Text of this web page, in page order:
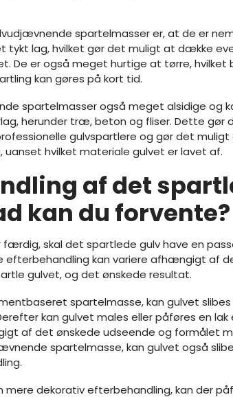
spartelmasser er, at de er
tykt lag, hvilket gør det muligt at dække
De er også meget hurtige at tørre, hvilket
kan gøres på kort tid.
spartelmasser også meget alsidige og
herunder træ, beton og fliser. Dette gør
gulvspartlere og gør det
hvilket materiale gulvet er lavet af.
af det
kan du forvente?
færdig, skal det spartlede gulv have en
efterbehandling kan variere afhængigt af
gulvet, og det ønskede resultat.
spartelmasse, kan gulvet
kan gulvet males eller påføres en lak
af det ønskede udseende og formålet
spartelmasse, kan gulvet også
mere dekorativ efterbehandling, kan der